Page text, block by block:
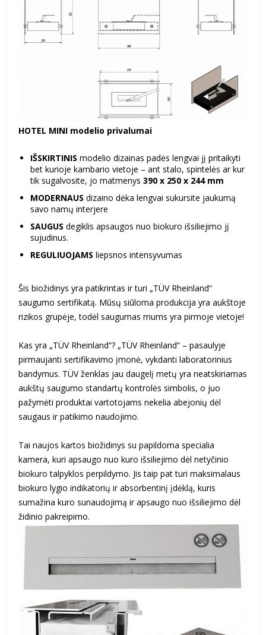
HOTEL MINI modelio privalumai
IŠSKIRTINIS modelio dizainas padės lengvai jį pritaikyti
bet kurioje kambario vietoje – ant stalo, spintelės ar kur
tik sugalvosite, jo matmenys 390 x 250 x 244 mm
MODERNAUS dizaino dėka lengvai sukursite jaukumą
savo namų interjere
SAUGUS degiklis apsaugos nuo biokuro išsiliejimo jį
sujudinus.
REGULIUOJAMS liepsnos intensyvumas
Šis biožidinys yra patikrintas ir turi „TÜV Rheinland“
saugumo sertifikatą. Mūsų siūloma produkcija yra aukštoje
rizikos grupėje, todėl saugumas mums yra pirmoje vietoje!
Kas yra „TÜV Rheinland“? „TÜV Rheinland“ – pasaulyje
pirmaujanti sertifikavimo įmonė, vykdanti laboratorinius
bandymus. TÜV ženklas jau daugelį metų yra neatskiriamas
aukštų saugumo standartų kontrolės simbolis, o juo
pažymėti produktai vartotojams nekelia abejonių dėl
saugaus ir patikimo naudojimo.
Tai naujos kartos biožidinys su papildoma specialia
kamera, kuri apsaugo nuo kuro išsiliejimo dėl netyčinio
biokuro talpyklos perpildymo. Jis taip pat turi maksimalaus
biokuro lygio indikatorių ir absorbentinį įdėklą, kuris
sumažina kuro sunaudojimą ir apsaugo nuo išsiliejimo dėl
židinio pakreipimo.